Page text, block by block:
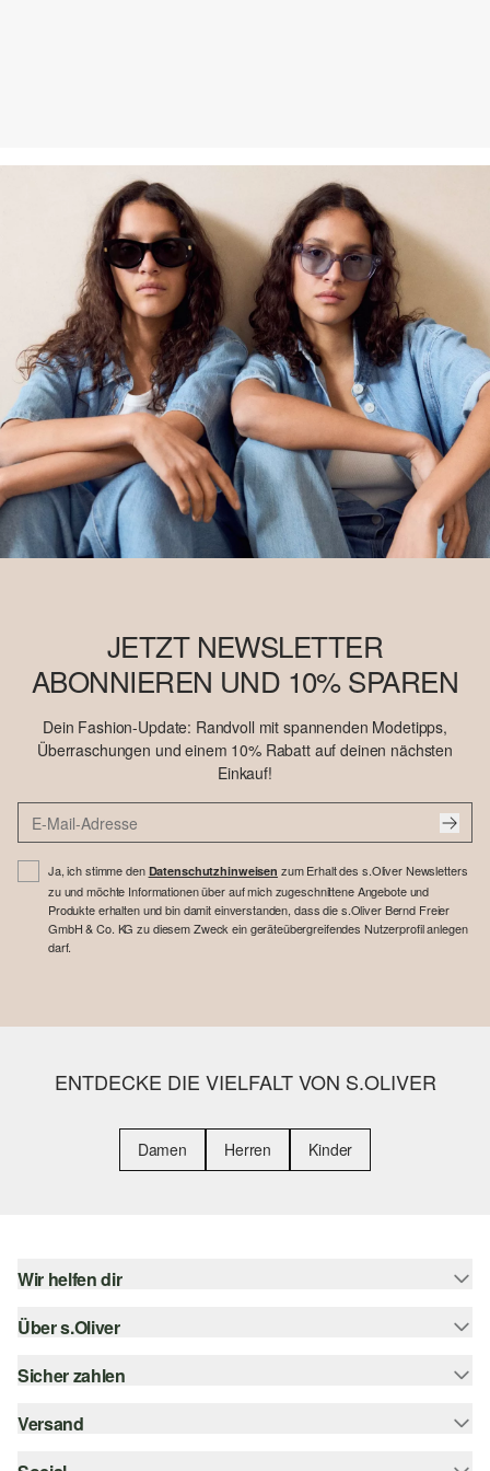
JETZT NEWSLETTER
ABONNIEREN UND 10% SPAREN
Dein Fashion-Update: Randvoll mit spannenden Modetipps,
Überraschungen und einem 10% Rabatt auf deinen nächsten
Einkauf!
Ja, ich stimme den Datenschutzhinweisen zum Erhalt des s.Oliver Newsletters
zu und möchte Informationen über auf mich zugeschnittene Angebote und
Produkte erhalten und bin damit einverstanden, dass die s.Oliver Bernd Freier
GmbH & Co. KG zu diesem Zweck ein geräteübergreifendes Nutzerprofil anlegen
darf.
ENTDECKE DIE VIELFALT VON S.OLIVER
Damen Herren Kinder
Wir helfen dir
Hilfe & FAQ
Über s.Oliver
Newsletter
Sicher zahlen
Rechnung
Versand